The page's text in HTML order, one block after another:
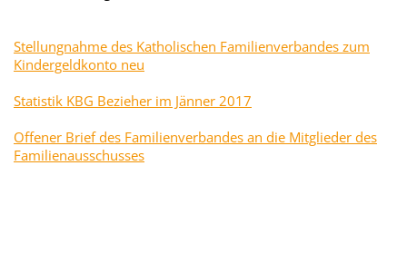
Stellungnahme des Katholischen Familienverbandes zum
Kindergeldkonto neu
Statistik KBG Bezieher im Jänner 2017
Offener Brief des Familienverbandes an die Mitglieder des
Familienausschusses